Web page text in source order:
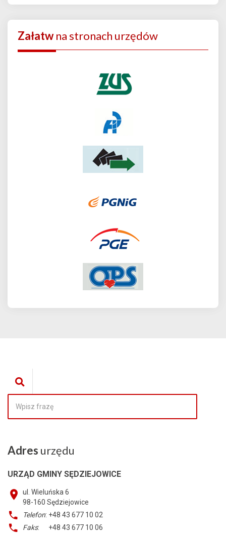
Załatwna stronach urzędów
Adres urzędu
URZĄD GMINY SĘDZIEJOWICE
ul. Wieluńska 6
98-160 Sędziejowice
Telefon: +48 43 677 10 02
Faks: +48 43 677 10 06